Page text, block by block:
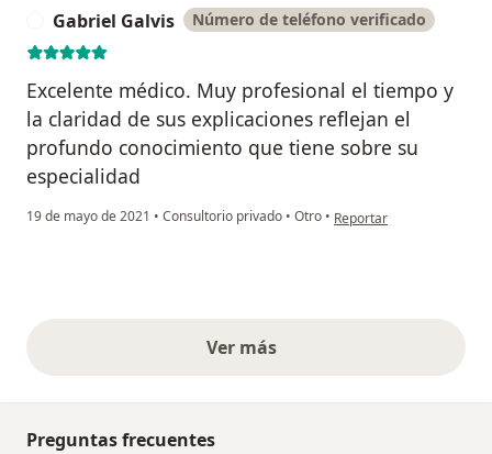
Gabriel Galvis Número de teléfono verificado
Excelente médico. Muy profesional el tiempo y
la claridad de sus explicaciones reflejan el
profundo conocimiento que tiene sobre su
especialidad
19 de mayo de 2021 • Consultorio privado • Otro • en opinión del usuario
Reportar
Ver másopiniones anteriores
Preguntas frecuentes